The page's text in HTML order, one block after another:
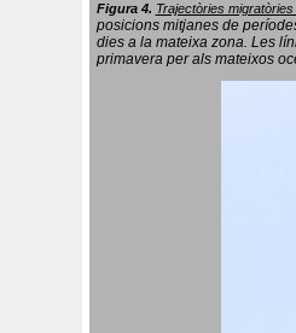
Figura 4. Trajectòries
posicions mitjanes de
dies a la mateixa zona. Les
primavera per als mateixos